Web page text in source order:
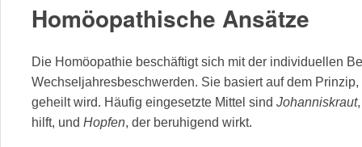
Homöopathische Ansätze
Die Homöopathie beschäftigt sich mit der individuellen
Wechseljahresbeschwerden. Sie basiert auf dem
geheilt wird. Häufig eingesetzte Mittel sind Johanniskraut
hilft, und Hopfen, der beruhigend wirkt.